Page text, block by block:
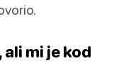
mi je kod